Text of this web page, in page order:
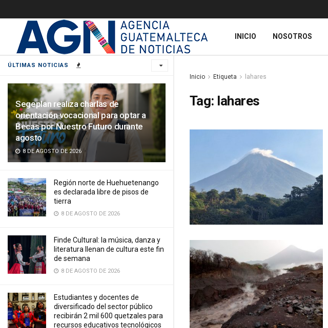
ÚLTIMAS NOTICIAS
Segeplan realiza charlas de
orientación vocacional para optar a
Becas por Nuestro Futuro durante
agosto
8 DE AGOSTO DE 2026
Región norte de Huehuetenango
es declarada libre de pisos de
tierra
8 DE AGOSTO DE 2026
Finde Cultural: la música, danza y
literatura llenan de cultura este fin
de semana
8 DE AGOSTO DE 2026
Estudiantes y docentes de
diversificado del sector público
recibirán 2 mil 600 quetzales para
recursos educativos tecnológicos
INICIO NOSOTROS
Inicio Etiqueta lahares
Tag: lahares